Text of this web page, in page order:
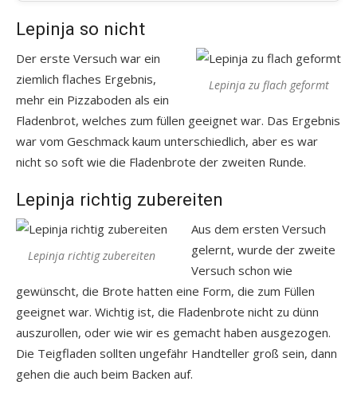
Lepinja so nicht
Lepinja zu flach geformt
Der erste Versuch war ein
ziemlich flaches Ergebnis,
mehr ein Pizzaboden als ein
Fladenbrot, welches zum füllen geeignet war. Das Ergebnis
war vom Geschmack kaum unterschiedlich, aber es war
nicht so soft wie die Fladenbrote der zweiten Runde.
Lepinja richtig zubereiten
Lepinja richtig zubereiten
Aus dem ersten Versuch
gelernt, wurde der zweite
Versuch schon wie
gewünscht, die Brote hatten eine Form, die zum Füllen
geeignet war. Wichtig ist, die Fladenbrote nicht zu dünn
auszurollen, oder wie wir es gemacht haben ausgezogen.
Die Teigfladen sollten ungefähr Handteller groß sein, dann
gehen die auch beim Backen auf.